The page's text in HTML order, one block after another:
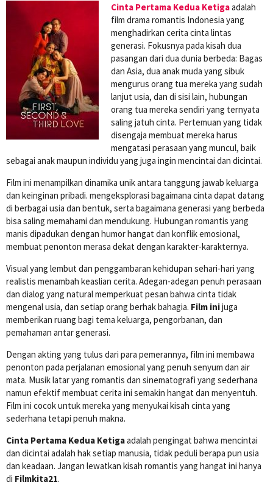
Cinta Pertama Kedua Ketigaadalah
film drama romantis Indonesia yang
menghadirkan cerita cinta lintas
generasi. Fokusnya pada kisah dua
pasangan dari dua dunia berbeda: Bagas
dan Asia, dua anak muda yang sibuk
mengurus orang tua mereka yang sudah
lanjut usia, dan di sisi lain, hubungan
orang tua mereka sendiri yang ternyata
saling jatuh cinta. Pertemuan yang tidak
disengaja membuat mereka harus
mengatasi perasaan yang muncul, baik
sebagai anak maupun individu yang juga ingin mencintai dan dicintai.
Film ini menampilkan dinamika unik antara tanggung jawab keluarga
dan keinginan pribadi. mengeksplorasi bagaimana cinta dapat datang
di berbagai usia dan bentuk, serta bagaimana generasi yang berbeda
bisa saling memahami dan mendukung. Hubungan romantis yang
manis dipadukan dengan humor hangat dan konflik emosional,
membuat penonton merasa dekat dengan karakter-karakternya.
Visual yang lembut dan penggambaran kehidupan sehari-hari yang
realistis menambah keaslian cerita. Adegan-adegan penuh perasaan
dan dialog yang natural memperkuat pesan bahwa cinta tidak
mengenal usia, dan setiap orang berhak bahagia. Film inijuga
memberikan ruang bagi tema keluarga, pengorbanan, dan
pemahaman antar generasi.
Dengan akting yang tulus dari para pemerannya, film ini membawa
penonton pada perjalanan emosional yang penuh senyum dan air
mata. Musik latar yang romantis dan sinematografi yang sederhana
namun efektif membuat cerita ini semakin hangat dan menyentuh.
Film ini cocok untuk mereka yang menyukai kisah cinta yang
sederhana tetapi penuh makna.
Cinta Pertama Kedua Ketigaadalah pengingat bahwa mencintai
dan dicintai adalah hak setiap manusia, tidak peduli berapa pun usia
dan keadaan. Jangan lewatkan kisah romantis yang hangat ini hanya
di Filmkita21.